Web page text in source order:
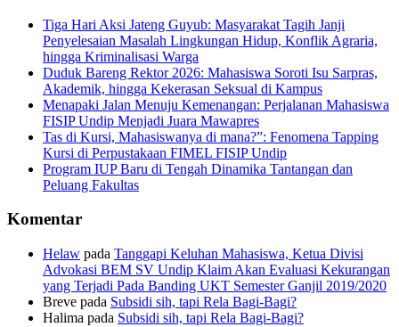
Tiga Hari Aksi Jateng Guyub: Masyarakat Tagih Janji
Penyelesaian Masalah Lingkungan Hidup, Konflik Agraria,
hingga Kriminalisasi Warga
Duduk Bareng Rektor 2026: Mahasiswa Soroti Isu Sarpras,
Akademik, hingga Kekerasan Seksual di Kampus
Menapaki Jalan Menuju Kemenangan: Perjalanan Mahasiswa
FISIP Undip Menjadi Juara Mawapres
Tas di Kursi, Mahasiswanya di mana?”: Fenomena Tapping
Kursi di Perpustakaan FIMEL FISIP Undip
Program IUP Baru di Tengah Dinamika Tantangan dan
Peluang Fakultas
Komentar
Helaw pada Tanggapi Keluhan Mahasiswa, Ketua Divisi
Advokasi BEM SV Undip Klaim Akan Evaluasi Kekurangan
yang Terjadi Pada Banding UKT Semester Ganjil 2019/2020
Breve pada Subsidi sih, tapi Rela Bagi-Bagi?
Halima pada Subsidi sih, tapi Rela Bagi-Bagi?